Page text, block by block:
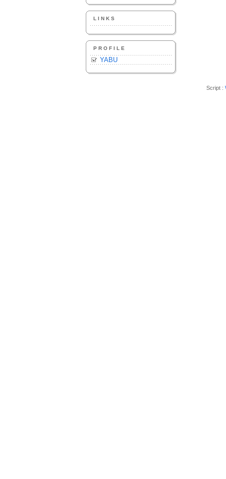
LINKS
PROFILE
YABU
Script :